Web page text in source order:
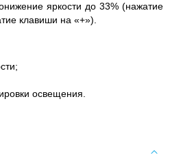
яркости до 33% (нажатие
клавиши на «+»).
освещения.